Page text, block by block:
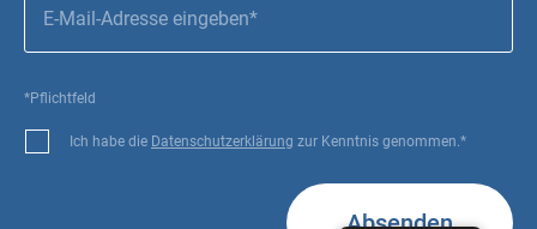
*Pflichtfeld
Ich habe die Datenschutzerklärung zur Kenntnis genommen.*